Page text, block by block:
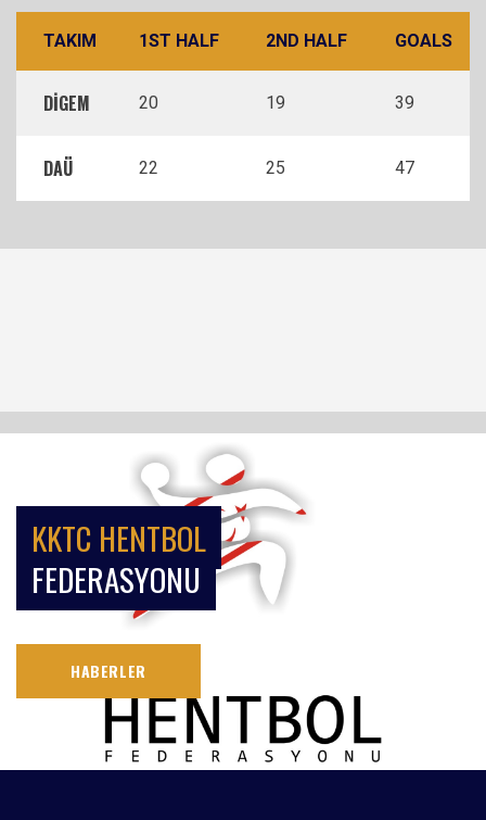
TAKIM 1ST HALF 2ND HALF GOALS
DİGEM 20 19 39
DAÜ 22 25 47
KKTC HENTBOL
FEDERASYONU
HABERLER